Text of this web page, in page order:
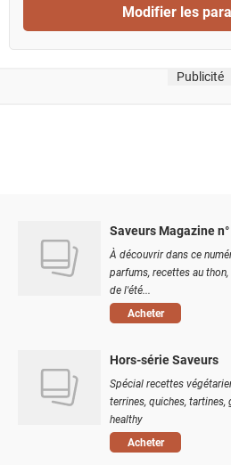
Modifier les
Publicité
Saveurs Magazine
À découvrir dans ce
parfums, recettes au
de l'été...
Acheter
Hors-série Saveurs
Spécial recettes
terrines, quiches,
healthy
Acheter